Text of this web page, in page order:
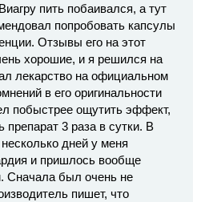
пить побаивался, а тут
попробовать капсулы
Отзывы его на этот
хорошие, и я решился на
лекарство на официальном
в его оригинальности
побыстрее ощутить эффект,
препарат 3 раза в сутки. В
дней у меня
и пришлось вообще
Сначала был очень не
пишет, что